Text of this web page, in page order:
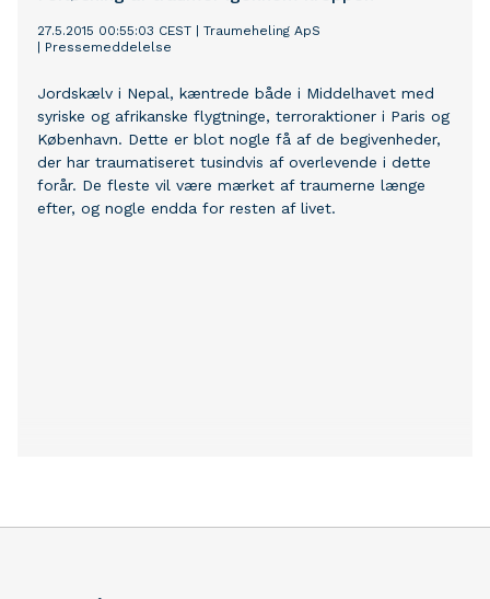
27.5.2015 00:55:03 CEST
Traumeheling ApS
Pressemeddelelse
Jordskælv i Nepal, kæntrede både i Middelhavet med
syriske og afrikanske flygtninge, terroraktioner i Paris og
København. Dette er blot nogle få af de begivenheder,
der har traumatiseret tusindvis af overlevende i dette
forår. De fleste vil være mærket af traumerne længe
efter, og nogle endda for resten af livet.